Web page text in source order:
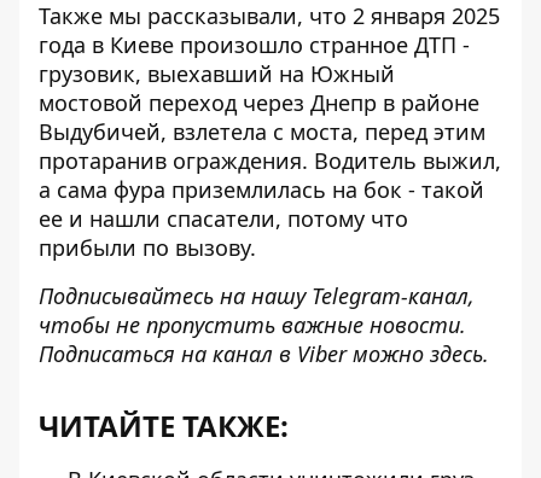
Также мы рассказывали, что 2 января 2025
года в Киеве произошло странное ДТП -
грузовик, выехавший на Южный
мостовой переход через Днепр в районе
Выдубичей, взлетела с моста, перед этим
протаранив ограждения. Водитель выжил,
а сама фура приземлилась на бок - такой
ее и нашли спасатели, потому что
прибыли по вызову.
Подписывайтесь на нашу Telegram-канал,
чтобы не пропустить важные новости.
Подписаться на канал в Viber можно здесь.
ЧИТАЙТЕ ТАКЖЕ: